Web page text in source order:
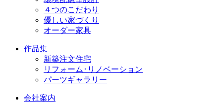
４つのこだわり
優しい家づくり
オーダー家具
作品集
新築注文住宅
リフォーム･リノベーション
パーツギャラリー
会社案内